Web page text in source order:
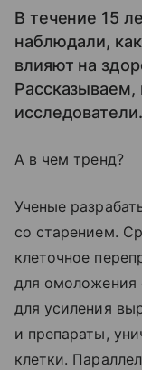
В течение 15
наблюдали,
влияют на
исследователи.
А в чем тренд?
Ученые
со старением.
клеточное
для омоложения
для усиления
и препараты,
клетки.